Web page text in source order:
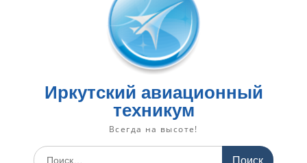
Иркутский авиационный
техникум
Всегда на высоте!
Искать: